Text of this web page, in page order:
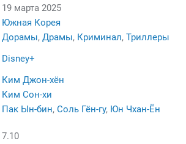
19 марта 2025
Южная Корея
Дорамы, Драмы, Криминал, Триллеры
Disney+
Ким Джон-хён
Ким Сон-хи
Пак Ын-бин, Соль Гён-гу, Юн Чхан-Ён
7.10